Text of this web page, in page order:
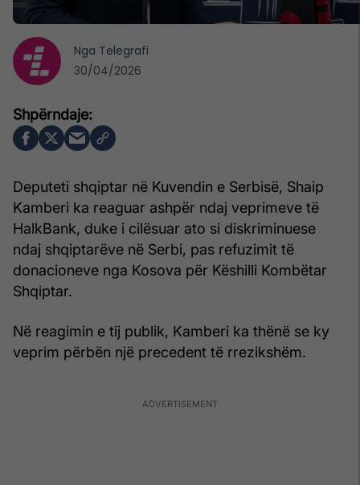
Deputeti shqiptar në Kuvendin e Serbisë, Shaip
Kamberi ka reaguar ashpër ndaj veprimeve të
HalkBank, duke i cilësuar ato si diskriminuese
ndaj shqiptarëve në Serbi, pas refuzimit të
donacioneve nga Kosova për Këshilli Kombëtar
Shqiptar.
Në reagimin e tij publik, Kamberi ka thënë se ky
veprim përbën një precedent të rrezikshëm.
Nga Telegrafi
30/04/2026